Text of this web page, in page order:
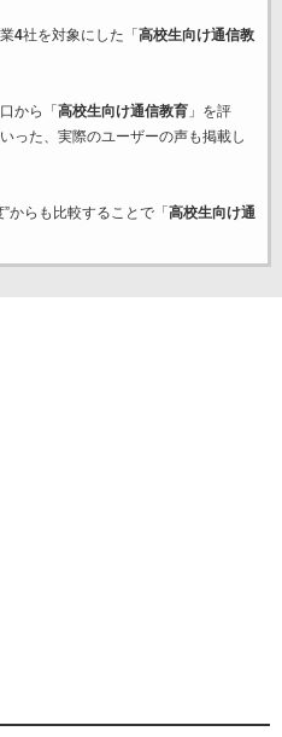
4社を対象にした「 高校生向け通信教
から「 高校生向け通信教育」を評
った、実際のユーザーの声も掲載し
からも比較することで「 高校生向け通